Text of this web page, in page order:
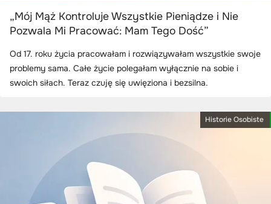
„Mój Mąż Kontroluje Wszystkie Pieniądze i Nie
Pozwala Mi Pracować: Mam Tego Dość”
Od 17. roku życia pracowałam i rozwiązywałam wszystkie swoje
problemy sama. Całe życie polegałam wyłącznie na sobie i
swoich siłach. Teraz czuję się uwięziona i bezsilna.
Historie Osobiste